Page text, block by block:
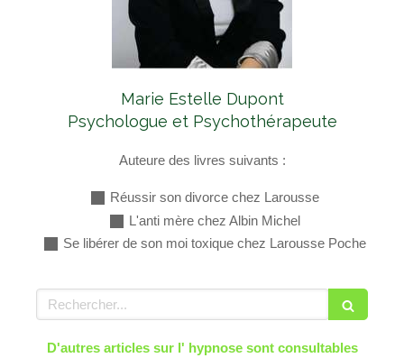
Marie Estelle Dupont
Psychologue et Psychothérapeute
Auteure des livres suivants :
Réussir son divorce chez Larousse
L'anti mère chez Albin Michel
Se libérer de son moi toxique chez Larousse Poche
Rechercher
D'autres articles sur l' hypnose sont consultables